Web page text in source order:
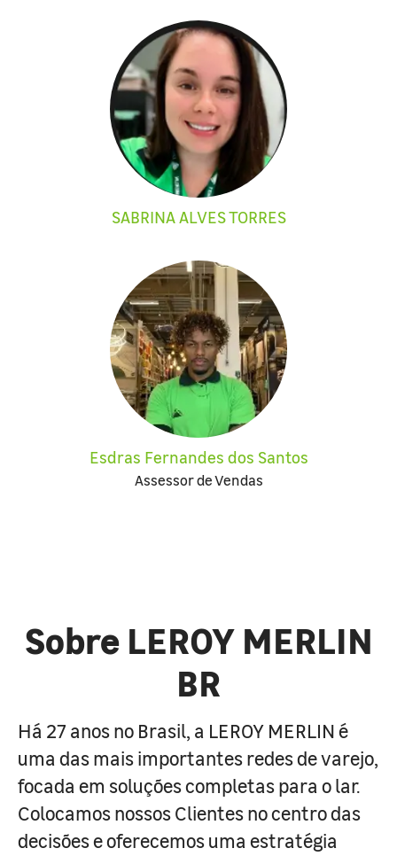
SABRINA ALVES TORRES
Esdras Fernandes dos Santos
Assessor de Vendas
Sobre LEROY MERLIN
BR
Há 27 anos no Brasil, a LEROY MERLIN é
uma das mais importantes redes de varejo,
focada em soluções completas para o lar.
Colocamos nossos Clientes no centro das
decisões e oferecemos uma estratégia